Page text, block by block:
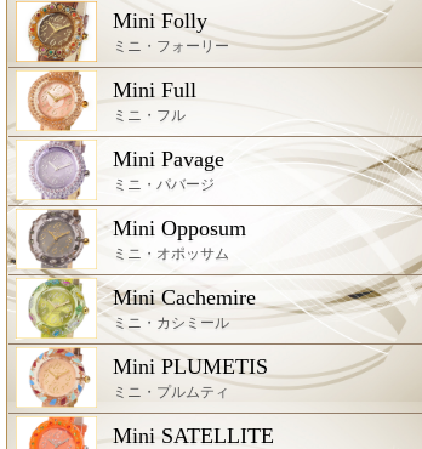
Mini Folly
ミニ・フォーリー
Mini Full
ミニ・フル
Mini Pavage
ミニ・パバージ
Mini Opposum
ミニ・オポッサム
Mini Cachemire
ミニ・カシミール
Mini PLUMETIS
ミニ・プルムティ
Mini SATELLITE